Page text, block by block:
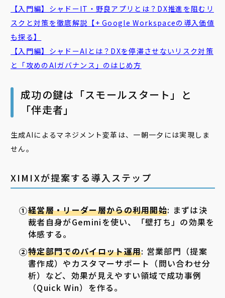
【入門編】シャドーIT・野良アプリとは？DX推進を阻むリ
スクと対策を徹底解説【+ Google Workspaceの導入価値
も探る】
【入門編】シャドーAIとは？DXを停滞させないリスク対策
と「攻めのAIガバナンス」のはじめ方
成功の鍵は「スモールスタート」と
「伴走者」
生成AIによるマネジメント変革は、一朝一夕には実現しま
せん。
XIMIXが提案する導入ステップ
経営層・リーダー層からの利用開始: まずは決
裁者自身がGeminiを使い、「壁打ち」の効果を
体感する。
特定部門でのパイロット運用: 営業部門（提案
書作成）やカスタマーサポート（問い合わせ分
析）など、効果が見えやすい領域で成功事例
（Quick Win）を作る。